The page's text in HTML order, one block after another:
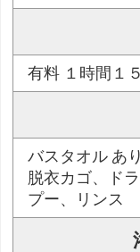
有料 １時間１
バスタオル あり
脱衣カゴ、ド
プー、リンス